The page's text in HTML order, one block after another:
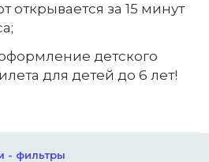
открывается за 15 минут
детского
для детей до 6 лет!
- фильтры